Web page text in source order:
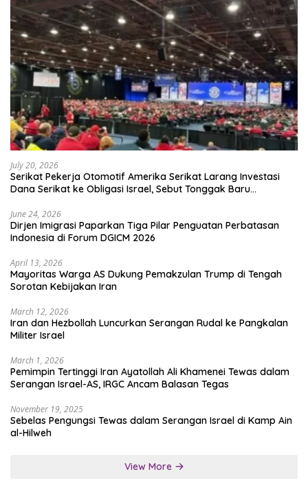
July 20, 2026
Serikat Pekerja Otomotif Amerika Serikat Larang Investasi
Dana Serikat ke Obligasi Israel, Sebut Tonggak Baru
June 24, 2026
Dirjen Imigrasi Paparkan Tiga Pilar Penguatan Perbatasan
Indonesia di Forum DGICM 2026
April 13, 2026
Mayoritas Warga AS Dukung Pemakzulan Trump di Tengah
Sorotan Kebijakan Iran
March 12, 2026
Iran dan Hezbollah Luncurkan Serangan Rudal ke Pangkalan
Militer Israel
March 1, 2026
Pemimpin Tertinggi Iran Ayatollah Ali Khamenei Tewas dalam
Serangan Israel-AS, IRGC Ancam Balasan Tegas
November 19, 2025
Sebelas Pengungsi Tewas dalam Serangan Israel di Kamp Ain
al-Hilweh
View More